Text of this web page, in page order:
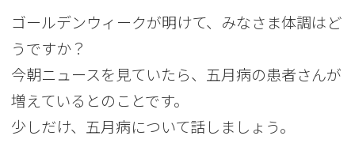
ゴールデンウィークが明けて、みなさま体調はど
うですか？
今朝ニュースを見ていたら、五月病の患者さんが
増えているとのことです。
少しだけ、五月病について話しましょう。